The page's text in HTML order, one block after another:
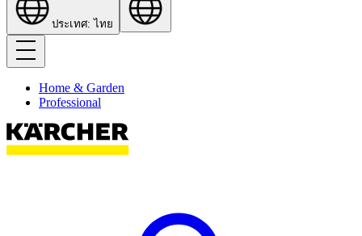
ประเทศ: ไทย
Home & Garden
Professional